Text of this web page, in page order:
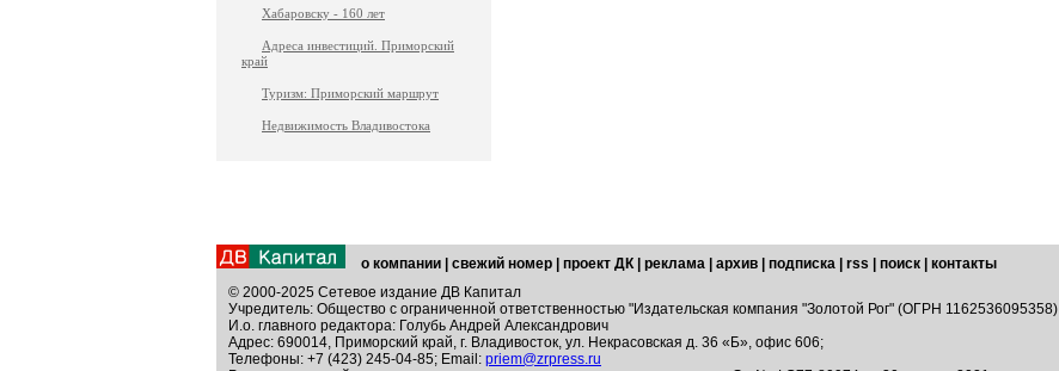
Хабаровску - 160 лет
Адреса инвестиций. Приморский
край
Туризм: Приморский маршрут
Недвижимость Владивостока
о компании свежий номер проект ДК реклама архив подписка rss поиск
контакты
© 2000-2025 Сетевое издание ДВ Капитал
Учредитель: Общество с ограниченной ответственностью "Издательская компания "Золотой Рог" (ОГРН 1162536095358)
И.о. главного редактора: Голубь Андрей Александрович
Адрес: 690014, Приморский край, г. Владивосток, ул. Некрасовская д. 36 «Б», офис 606;
Телефоны: +7 (423) 245-04-85; Email: priem@zrpress.ru